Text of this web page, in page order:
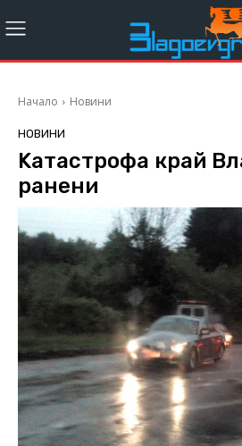
Начало Новини
НОВИНИ
Kатастрофа край
ранени